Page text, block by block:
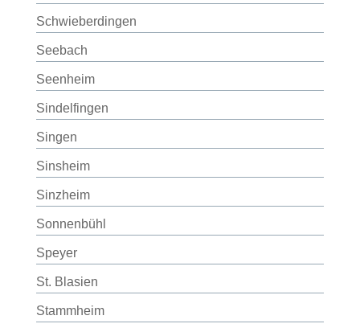
Schwieberdingen
Seebach
Seenheim
Sindelfingen
Singen
Sinsheim
Sinzheim
Sonnenbühl
Speyer
St. Blasien
Stammheim